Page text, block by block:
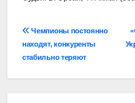
Навігація
записів
Чемпионы постоянно
находят, конкуренты
стабильно теряют